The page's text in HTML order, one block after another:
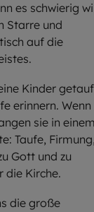
es schwierig
Starre und
auf die
Kinder
erinnern. Wenn
sie in
Taufe,
Gott und zu
die Kirche.
die große